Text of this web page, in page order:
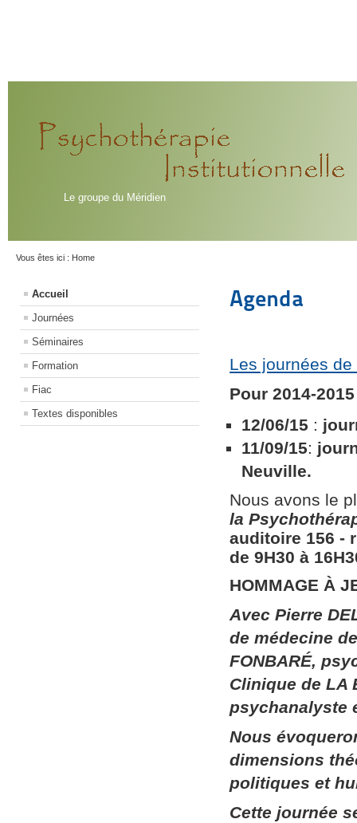
Le groupe du Méridien
Vous êtes ici : Home
Accueil
Journées
Séminaires
Formation
Fiac
Textes disponibles
Agenda
Les journées
Pour 2014-
12/06/15 :
11/09/15:
Neuville.
Nous avons le
la
auditoire 156​ ​-
de 9H30 à
HOMMAGE À
Avec Pierre
de médecine
FONBARÉ,
Clinique de LA
psychanalyste
Nous
dimensions
politiques et
Cette journée